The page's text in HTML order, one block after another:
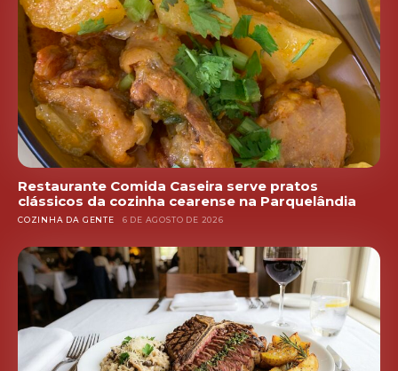
Restaurante Comida Caseira serve pratos
clássicos da cozinha cearense na Parquelândia
COZINHA DA GENTE 6 DE AGOSTO DE 2026